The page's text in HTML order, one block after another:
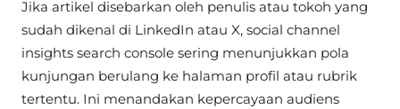
Jika artikel disebarkan oleh penulis atau tokoh yang
sudah dikenal di LinkedIn atau X, social channel
insights search console sering menunjukkan pola
kunjungan berulang ke halaman profil atau rubrik
tertentu. Ini menandakan kepercayaan audiens